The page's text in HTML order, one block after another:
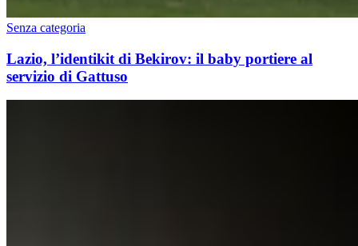
Senza categoria
Lazio, l’identikit di Bekirov: il baby portiere al
servizio di Gattuso